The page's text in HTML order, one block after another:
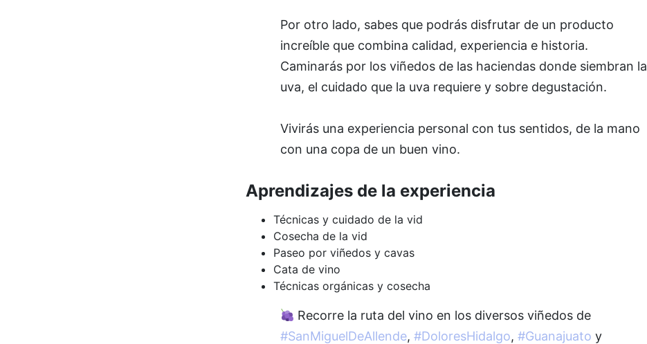
Por otro lado, sabes que podrás disfrutar de un producto
increíble que combina calidad, experiencia e historia.
Caminarás por los viñedos de las haciendas donde siembran la
uva, el cuidado que la uva requiere y sobre degustación.
Vivirás una experiencia personal con tus sentidos, de la mano
con una copa de un buen vino.
Aprendizajes de la experiencia
Técnicas y cuidado de la vid
Cosecha de la vid
Paseo por viñedos y cavas
Cata de vino
Técnicas orgánicas y cosecha
Recorre la ruta del vino en los diversos viñedos de
#SanMiguelDeAllende, #DoloresHidalgo, #Guanajuato y